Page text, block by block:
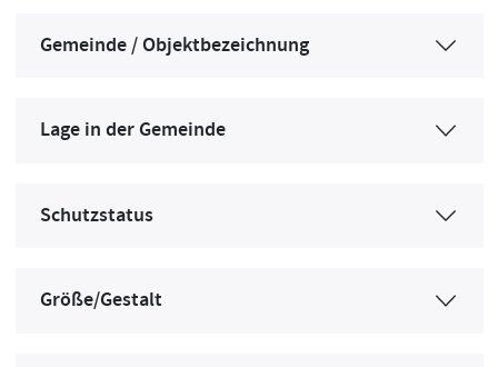
Gemeinde / Objektbezeichnung
Lage in der Gemeinde
Schutzstatus
Größe/Gestalt